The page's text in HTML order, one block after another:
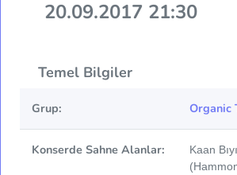
20.09.2017 21:30
Temel Bilgiler
Grup: Organic
Konserde Sahne Alanlar:
Kaan